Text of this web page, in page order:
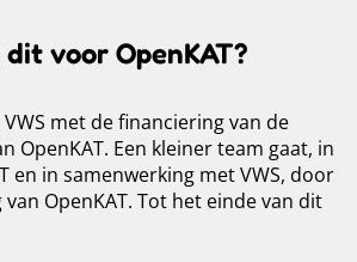
voor OpenKAT?
met de financiering van de
OpenKAT. Een kleiner team gaat, in
en in samenwerking met VWS, door
OpenKAT. Tot het einde van dit